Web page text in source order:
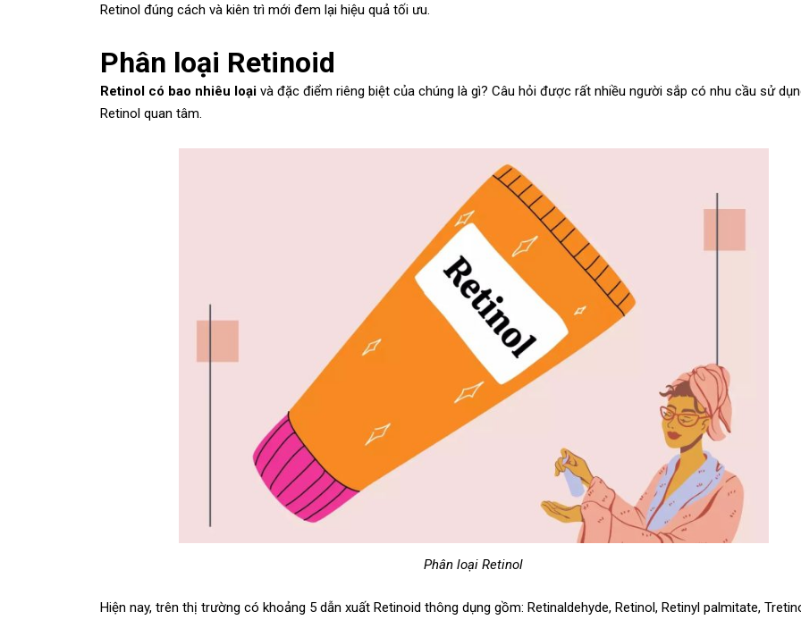
Retinol đúng cách và kiên trì mới đem lại hiệu quả tối ưu.
Phân loại Retinoid
Retinol có bao nhiêu loại và đặc điểm riêng biệt của chúng là gì? Câu hỏi được rất nhiều người sắp có nhu cầu sử
Retinol quan tâm.
Phân loại Retinol
Hiện nay, trên thị trường có khoảng 5 dẫn xuất Retinoid thông dụng gồm: Retinaldehyde, Retinol, Retinyl palmitate,